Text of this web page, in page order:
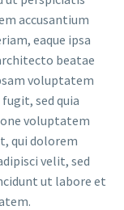
accusantium
eaque ipsa
beatae
voluptatem
sed quia
voluptatem
qui dolorem
velit, sed
ut labore et